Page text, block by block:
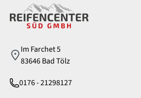
Im Farchet 5
83646 Bad Tölz
0176 - 21298127